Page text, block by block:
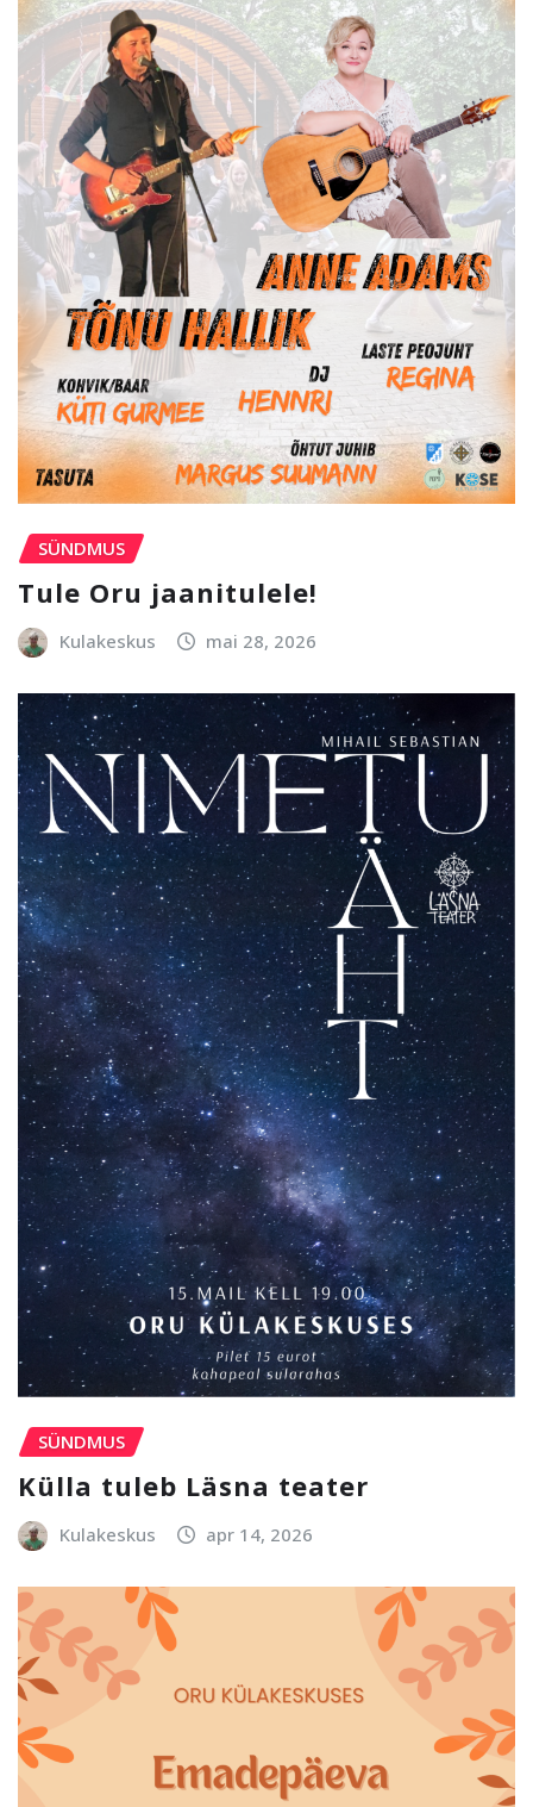
SÜNDMUS
Tule Oru jaanitulele!
Kulakeskus mai 28, 2026
SÜNDMUS
Külla tuleb Läsna teater
Kulakeskus apr 14, 2026